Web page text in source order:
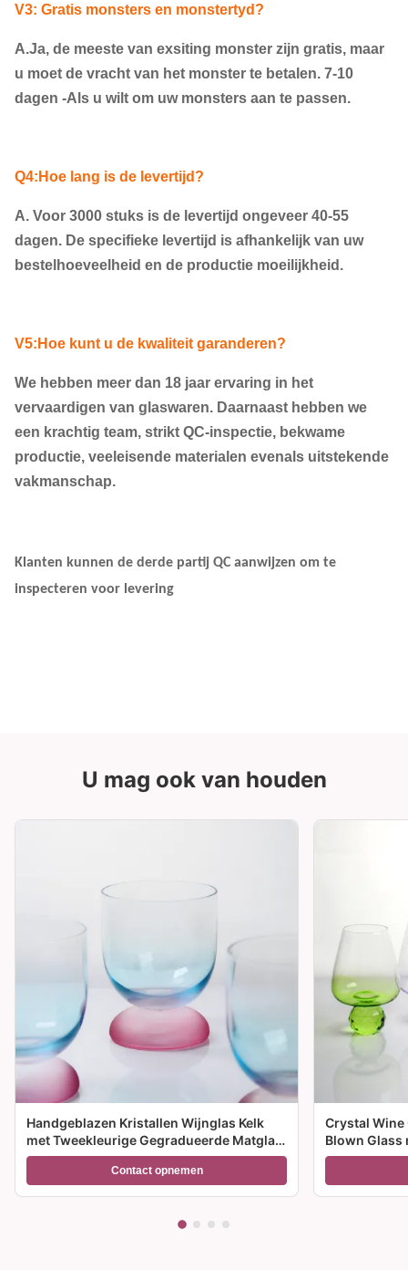
V3: Gratis monsters en monstertyd?
A.Ja, de meeste van exsiting monster zijn gratis, maar
u moet de vracht van het monster te betalen. 7-10
dagen -Als u wilt om uw monsters aan te passen.
Q4:Hoe lang is de levertijd?
A. Voor 3000 stuks is de levertijd ongeveer 40-55
dagen. De specifieke levertijd is afhankelijk van uw
bestelhoeveelheid en de productie moeilijkheid.
V5:Hoe kunt u de kwaliteit garanderen?
We hebben meer dan 18 jaar ervaring in het
vervaardigen van glaswaren. Daarnaast hebben we
een krachtig team, strikt QC-inspectie, bekwame
productie, veeleisende materialen evenals uitstekende
vakmanschap.
Klanten kunnen de derde partij QC aanwijzen om te
inspecteren voor levering
U mag ook van houden
Handgeblazen Kristallen Wijnglas Kelk
met Tweekleurige Gegradueerde Matglas
Voet en 300ml Capaciteit voor
Wijncocktail en Woondecoratie
Contact opnemen
Crystal Wine
Blown Glass
meerdere